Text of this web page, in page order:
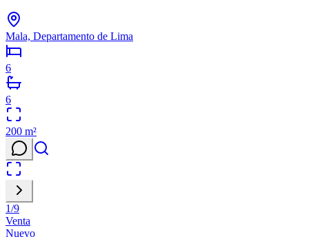
Mala, Departamento de Lima
6
6
200 m²
1/9
Venta
Nuevo